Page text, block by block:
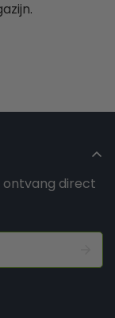
ontvang direct